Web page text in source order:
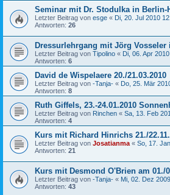
Seminar mit Dr. Stodulka in Berlin-
Letzter Beitrag von esge « Di, 20. Jul 2010
Antworten: 26
Dressurlehrgang mit Jörg Vosseler
Letzter Beitrag von Tipolino « Di, 06. Apr
Antworten: 6
David de Wispelaere 20./21.03.2010
Letzter Beitrag von -Tanja- « Do, 25. Mär
Antworten: 8
Ruth Giffels, 23.-24.01.2010
Letzter Beitrag von Rinchen « Sa, 13. Feb
Antworten: 4
Kurs mit Richard Hinrichs 21./
Letzter Beitrag von Josatianma « So, 17.
Antworten: 21
Kurs mit Desmond O'Brien am 01./
Letzter Beitrag von -Tanja- « Mi, 02. Dez
Antworten: 43